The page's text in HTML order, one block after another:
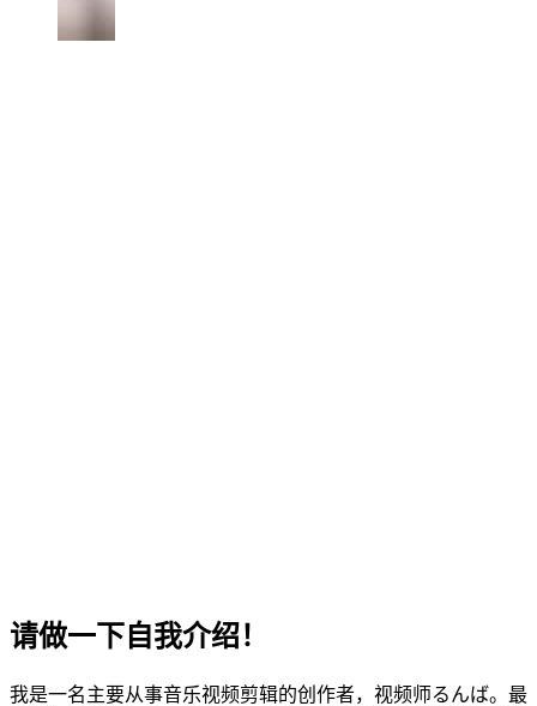
请做一下自我介绍！
我是一名主要从事音乐视频剪辑的创作者，视频师るんば。最